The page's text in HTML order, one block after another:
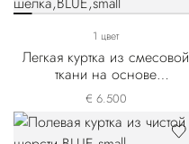
1 цвет
Легкая куртка из смесовой
ткани на основе
кашемира и шелка
€ 6.500